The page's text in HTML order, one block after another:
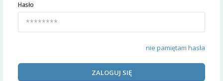
Hasło
nie pamiętam hasła
ZALOGUJ SIĘ